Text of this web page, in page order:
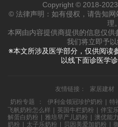
Copyright © 2018-
© 法律声明：如有侵权，请告知
理。
本网由内容提供商提供的信息仅供
我们将立即予以
※本文所涉及医学部分，仅供阅读
以线下面诊医学
友情链接： 家居建材
奶粉专题
： 伊利金领冠珍护奶粉 特
飞帆奶粉怎么样
英国牛栏奶粉 伴宝
解蛋白奶粉
雅培早产儿奶粉 澳优能
奶粉
太子乐奶粉 贝因美爱加奶粉